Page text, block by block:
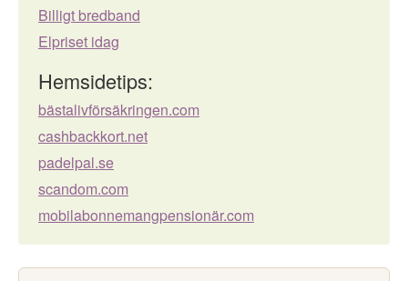
Billigt bredband
Elpriset idag
Hemsidetips:
bästalivförsäkringen.com
cashbackkort.net
padelpal.se
scandom.com
mobilabonnemangpensionär.com